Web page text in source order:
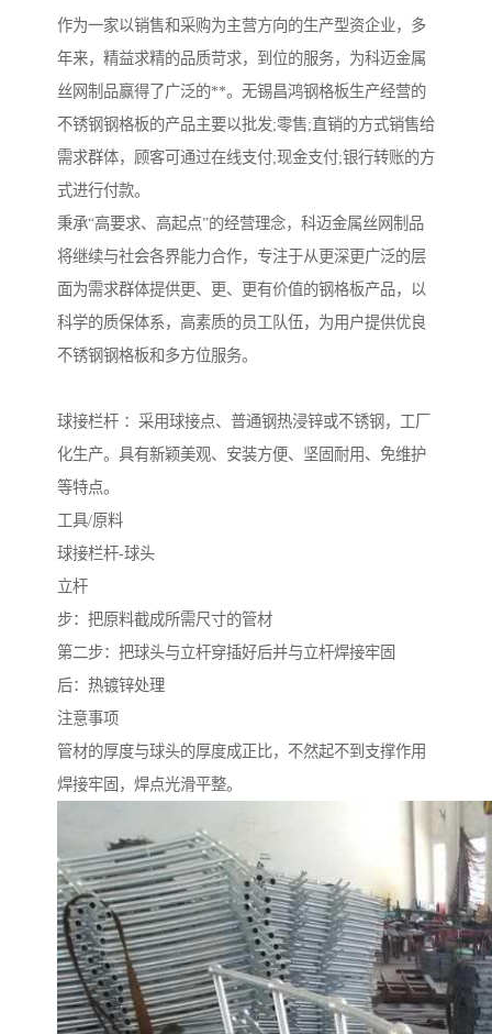
作为一家以销售和采购为主营方向的生产型资企业，多
年来，精益求精的品质苛求，到位的服务，为科迈金属
丝网制品赢得了广泛的**。无锡昌鸿钢格板生产经营的
不锈钢钢格板的产品主要以批发;零售;直销的方式销售给
需求群体，顾客可通过在线支付;现金支付;银行转账的方
式进行付款。
秉承“高要求、高起点”的经营理念，科迈金属丝网制品
将继续与社会各界能力合作，专注于从更深更广泛的层
面为需求群体提供更、更、更有价值的钢格板产品，以
科学的质保体系，高素质的员工队伍，为用户提供优良
不锈钢钢格板和多方位服务。
球接栏杆 ：采用球接点、普通钢热浸锌或不锈钢，工厂
化生产。具有新颖美观、安装方便、坚固耐用、免维护
等特点。
工具/原料
球接栏杆-球头
立杆
步：把原料截成所需尺寸的管材
第二步：把球头与立杆穿插好后并与立杆焊接牢固
后：热镀锌处理
注意事项
管材的厚度与球头的厚度成正比，不然起不到支撑作用
焊接牢固，焊点光滑平整。